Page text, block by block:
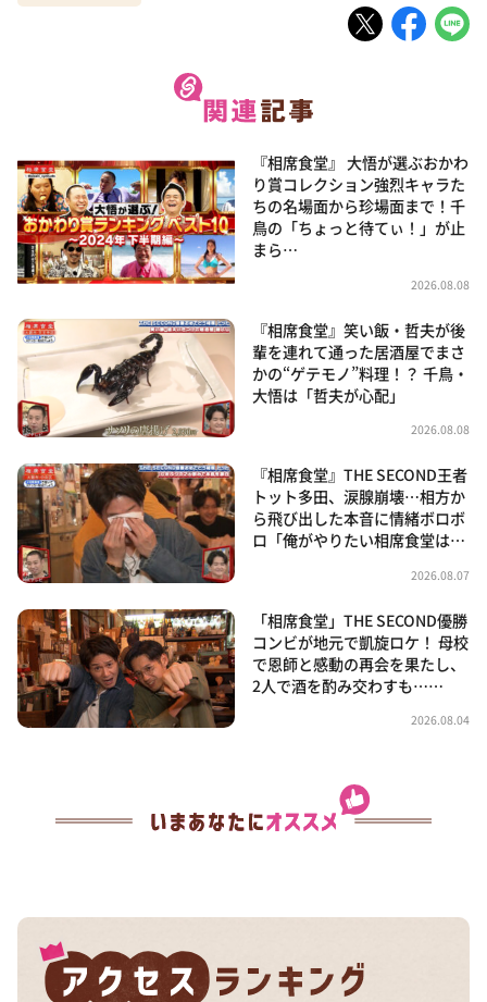
『相席食堂』 大悟が選ぶおかわ
り賞コレクション強烈キャラた
ちの名場面から珍場面まで！千
鳥の「ちょっと待てぃ！」が止
まら…
2026.08.08
『相席食堂』笑い飯・哲夫が後
輩を連れて通った居酒屋でまさ
かの“ゲテモノ”料理！？ 千鳥・
大悟は「哲夫が心配」
2026.08.08
『相席食堂』THE SECOND王者
トット多田、涙腺崩壊…相方か
ら飛び出した本音に情緒ボロボ
ロ「俺がやりたい相席食堂は…
2026.08.07
「相席食堂」THE SECOND優勝
コンビが地元で凱旋ロケ！ 母校
で恩師と感動の再会を果たし、
2人で酒を酌み交わすも……
2026.08.04